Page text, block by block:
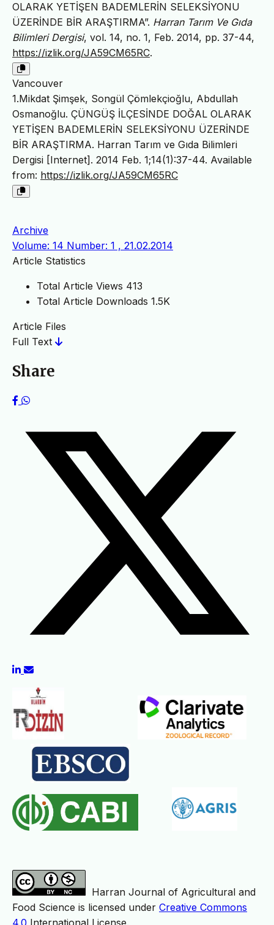
OLARAK YETİŞEN BADEMLERİN SELEKSİYONU
ÜZERİNDE BİR ARAŞTIRMA”. Harran Tarım Ve Gıda
Bilimleri Dergisi, vol. 14, no. 1, Feb. 2014, pp. 37-44,
https://izlik.org/JA59CM65RC.
Vancouver
1.Mikdat Şimşek, Songül Çömlekçioğlu, Abdullah
Osmanoğlu. ÇÜNGÜŞ İLÇESİNDE DOĞAL OLARAK
YETİŞEN BADEMLERİN SELEKSİYONU ÜZERİNDE
BİR ARAŞTIRMA. Harran Tarım ve Gıda Bilimleri
Dergisi [Internet]. 2014 Feb. 1;14(1):37-44. Available
from: https://izlik.org/JA59CM65RC
Archive
Volume: 14 Number: 1 , 21.02.2014
Article Statistics
Total Article Views 413
Total Article Downloads 1.5K
Article Files
Full Text
Share
Harran Journal of Agricultural and
Food Science is licensed under Creative Commons
4.0 International License.